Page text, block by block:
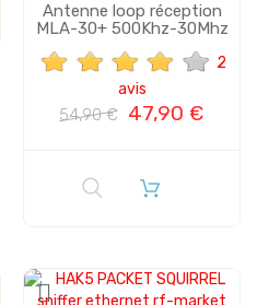
Antenne loop réception
MLA-30+ 500Khz-30Mhz
2
avis
54,90 € 47,90 €